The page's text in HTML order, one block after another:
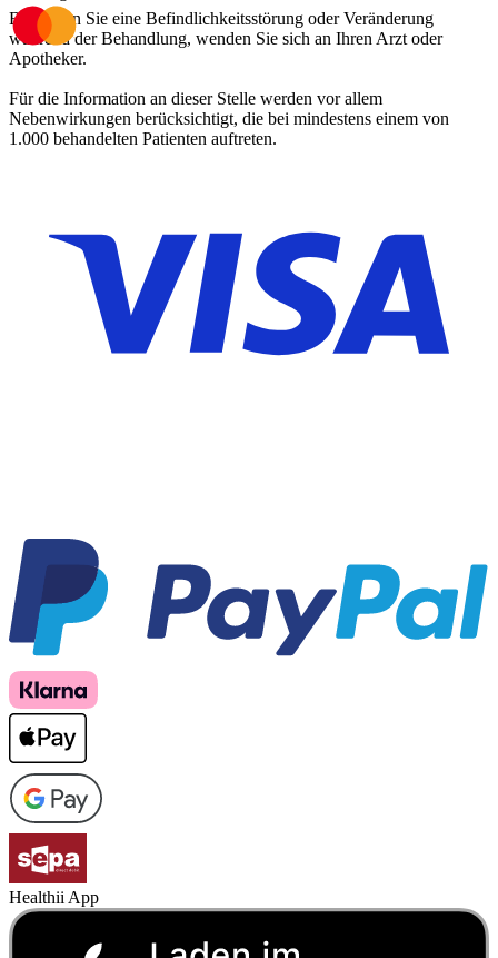
Bemerken Sie eine Befindlichkeitsstörung oder Veränderung
während der Behandlung, wenden Sie sich an Ihren Arzt oder
Apotheker.
Für die Information an dieser Stelle werden vor allem
Nebenwirkungen berücksichtigt, die bei mindestens einem von
1.000 behandelten Patienten auftreten.
Healthii App